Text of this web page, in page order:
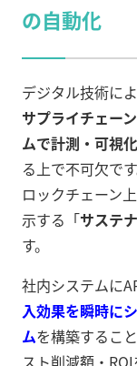
の自動化
デジタル技術に
サプライチェー
ムで計測・可視
る上で不可欠で
ロックチェーン
示する「サステ
す。
社内システムに
入効果を瞬時に
ムを構築するこ